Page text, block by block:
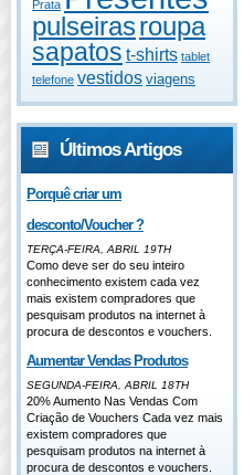
Prata
pulseirasroupa
sapatos t-shirts tablet
telefone vestidos viagens
Últimos Artigos
Porquê criar um
desconto/Voucher ?
TERÇA-FEIRA, ABRIL 19TH
Como deve ser do seu inteiro
conhecimento existem cada vez
mais existem compradores que
pesquisam produtos na internet à
procura de descontos e vouchers.
Aumentar Vendas Produtos
SEGUNDA-FEIRA, ABRIL 18TH
20% Aumento Nas Vendas Com
Criação de Vouchers Cada vez mais
existem compradores que
pesquisam produtos na internet à
procura de descontos e vouchers.